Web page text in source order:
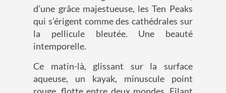
d’une grâce majestueuse, les Ten Peaks
qui s’érigent comme des cathédrales sur
la pellicule bleutée. Une beauté
intemporelle.
Ce matin-là, glissant sur la surface
aqueuse, un kayak, minuscule point